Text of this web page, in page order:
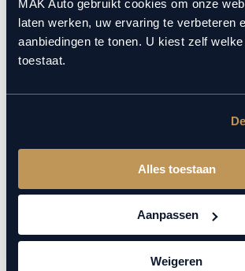
MAK Auto gebruikt cookies om onze
laten werken, uw ervaring te verbeteren
aanbiedingen te tonen. U kiest zelf
toestaat.
Alles toestaan
Aanpassen
Weigeren
verzorgen het onderhoud op hetzelfde
merkdealer, met behoud van de
gerust langs in onze werkplaats voor een
Hoe weet ik welk onderhoud mijn
auto nodig heeft en wanneer?